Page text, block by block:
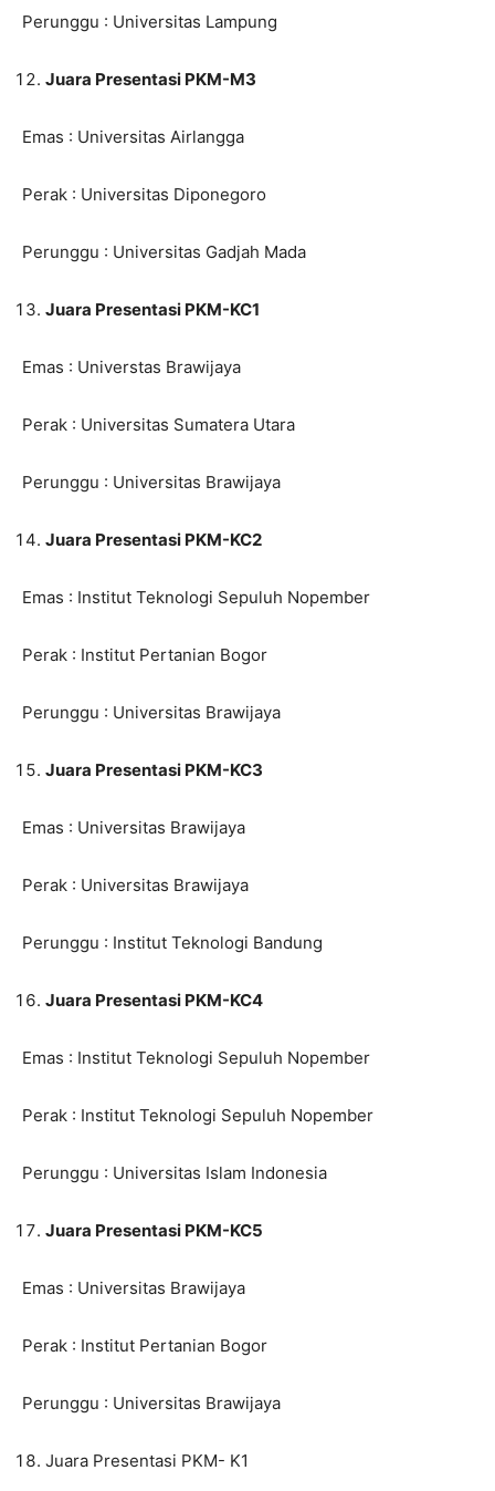
Perunggu : Universitas Lampung
Juara Presentasi PKM-M3
Emas : Universitas Airlangga
Perak : Universitas Diponegoro
Perunggu : Universitas Gadjah Mada
Juara Presentasi PKM-KC1
Emas : Universtas Brawijaya
Perak : Universitas Sumatera Utara
Perunggu : Universitas Brawijaya
Juara Presentasi PKM-KC2
Emas : Institut Teknologi Sepuluh Nopember
Perak : Institut Pertanian Bogor
Perunggu : Universitas Brawijaya
Juara Presentasi PKM-KC3
Emas : Universitas Brawijaya
Perak : Universitas Brawijaya
Perunggu : Institut Teknologi Bandung
Juara Presentasi PKM-KC4
Emas : Institut Teknologi Sepuluh Nopember
Perak : Institut Teknologi Sepuluh Nopember
Perunggu : Universitas Islam Indonesia
Juara Presentasi PKM-KC5
Emas : Universitas Brawijaya
Perak : Institut Pertanian Bogor
Perunggu : Universitas Brawijaya
Juara Presentasi PKM- K1